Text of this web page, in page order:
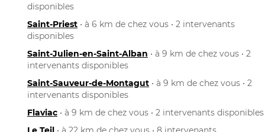
disponibles
Saint-Priest • à 6 km de chez vous • 2 intervenants
disponibles
Saint-Julien-en-Saint-Alban • à 9 km de chez vous • 2
intervenants disponibles
Saint-Sauveur-de-Montagut • à 9 km de chez vous • 2
intervenants disponibles
Flaviac • à 9 km de chez vous • 2 intervenants disponibles